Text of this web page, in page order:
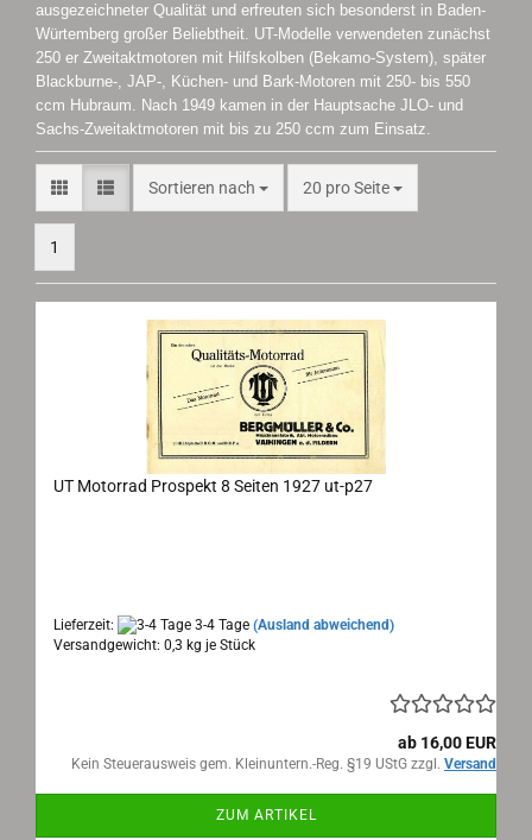
ausgezeichneter Qualität und erfreuten sich besonderst in Baden-
Würtemberg großer Beliebtheit. UT-Modelle verwendeten zunächst
250 er Zweitaktmotoren mit Hilfskolben (Bekamo-System), später
Blackburne-, JAP-, Küchen- und Bark-Motoren mit 250- bis 550
ccm Hubraum. Nach 1949 kamen in der Hauptsache JLO- und
Sachs-Zweitaktmotoren mit bis zu 250 ccm zum Einsatz.
Sortieren nach
Sortieren nach 20 pro Seite
pro Seite
1
UT Motorrad Prospekt 8 Seiten 1927 ut-p27
Lieferzeit: 3-4 Tage (Ausland abweichend)
Versandgewicht: 0,3 kg je Stück
ab 16,00 EUR
Kein Steuerausweis gem. Kleinuntern.-Reg. §19 UStG zzgl. Versand
ZUM ARTIKEL